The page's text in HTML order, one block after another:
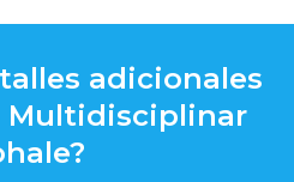
adicionales
Multidisciplinar